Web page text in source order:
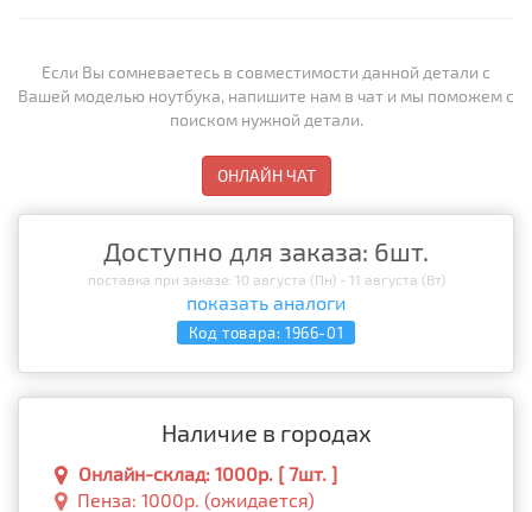
Если Вы сомневаетесь в совместимости данной детали с
Вашей моделью ноутбука, напишите нам в чат и мы поможем с
поиском нужной детали.
ОНЛАЙН ЧАТ
Доступно для заказа: 6шт.
поставка при заказе: 10 августа (Пн) - 11 августа (Вт)
показать аналоги
Код товара: 1966-01
Наличие в городах
Онлайн-склад: 1000р. [ 7шт. ]
Пенза: 1000р. (ожидается)